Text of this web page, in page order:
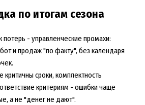
по итогам сезона
потерь - управленческие промахи:
и продаж "по факту", без календаря
сроки, комплектность
критериям - ошибки чаще
а не "денег не дают".